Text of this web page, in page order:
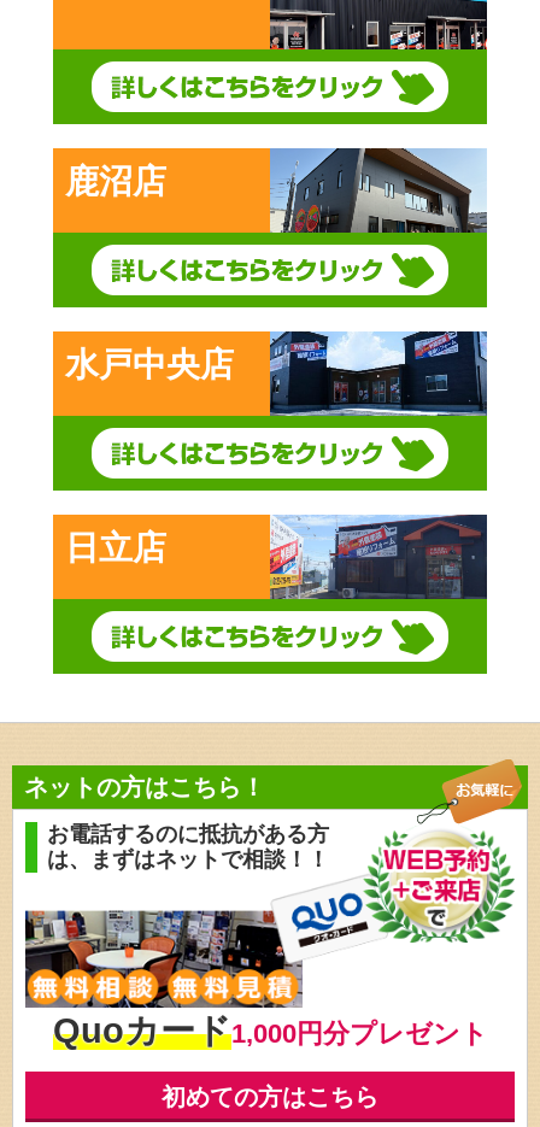
鹿沼店
水戸中央店
日立店
ネットの方はこちら！
お電話するのに抵抗がある方
は、
まずはネットで相談！！
Quoカード1,000円分プレゼント
初めての方はこちら